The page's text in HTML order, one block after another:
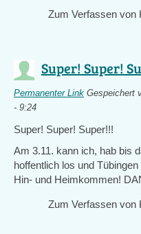
Zum Verfassen von
Super! Super!
Permanenter Link Gespeichert
- 9:24
Super! Super! Super!!!
Am 3.11. kann ich, hab bis
hoffentlich los und
Hin- und Heimkommen!
Zum Verfassen von